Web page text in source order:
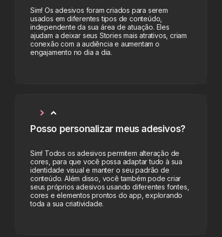
Sim! Os adesivos foram criados para serem
usados em diferentes tipos de conteúdo,
independente da sua área de atuação. Eles
ajudam a deixar seus Stories mais atrativos, criam
conexão com a audiência e aumentam o
engajamento no dia a dia.
Posso personalizar meus adesivos?
Sim! Todos os adesivos permitem alteração de
cores, para que você possa adaptar tudo à sua
identidade visual e manter o seu padrão de
conteúdo. Além disso, você também pode criar
seus próprios adesivos usando diferentes fontes,
cores e elementos prontos do app, explorando
toda a sua criatividade.